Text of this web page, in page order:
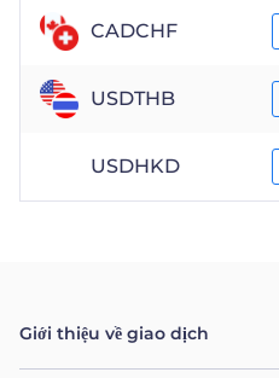
CADCHF
USDTHB
USDHKD
Giới thiệu về giao dịch